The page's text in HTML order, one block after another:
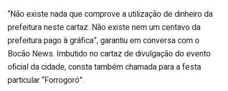
“Não existe nada que comprove a utilização de dinheiro da
prefeitura neste cartaz. Não existe nem um centavo da
prefeitura pago à gráfica”, garantiu em conversa com o
Bocão News. Imbutido no cartaz de divulgação do evento
oficial da cidade, consta também chamada para a festa
particular “Forrogoró”.